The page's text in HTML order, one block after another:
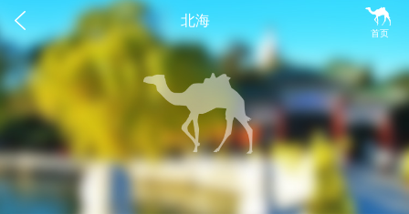
 
首页
北海